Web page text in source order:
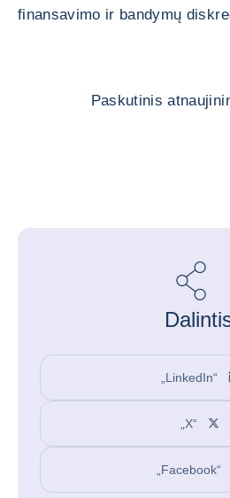
finansavimo ir bandymų
Paskutinis
„LinkedIn“
„X“
„Facebook“